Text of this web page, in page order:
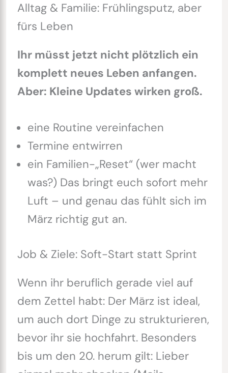
Alltag & Familie: Frühlingsputz, aber
fürs Leben
Ihr müsst jetzt nicht plötzlich ein
komplett neues Leben anfangen.
Aber: Kleine Updates wirken groß.
eine Routine vereinfachen
Termine entwirren
ein Familien-„Reset“ (wer macht
was?) Das bringt euch sofort mehr
Luft – und genau das fühlt sich im
März richtig gut an.
Job & Ziele: Soft-Start statt Sprint
Wenn ihr beruflich gerade viel auf
dem Zettel habt: Der März ist ideal,
um auch dort Dinge zu strukturieren,
bevor ihr sie hochfahrt. Besonders
bis um den 20. herum gilt: Lieber